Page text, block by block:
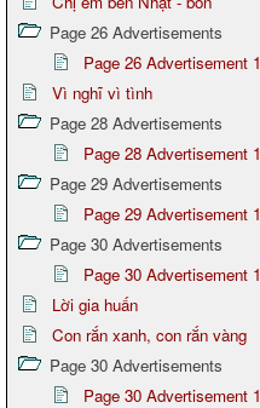
Page 26 Advertisements
Page 26 Advertisement 1
Vì nghĩ vì tình
Page 28 Advertisements
Page 28 Advertisement 1
Page 29 Advertisements
Page 29 Advertisement 1
Page 30 Advertisements
Page 30 Advertisement 1
Lời gia huấn
Con rắn xanh, con rắn vàng
Page 30 Advertisements
Page 30 Advertisement 1